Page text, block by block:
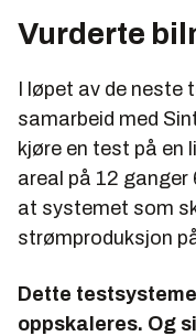
Vurderte
I løpet av de neste
samarbeid med
kjøre en test på en
areal på 12 ganger
at systemet som
strømproduksjon
Dette
oppskaleres. Og